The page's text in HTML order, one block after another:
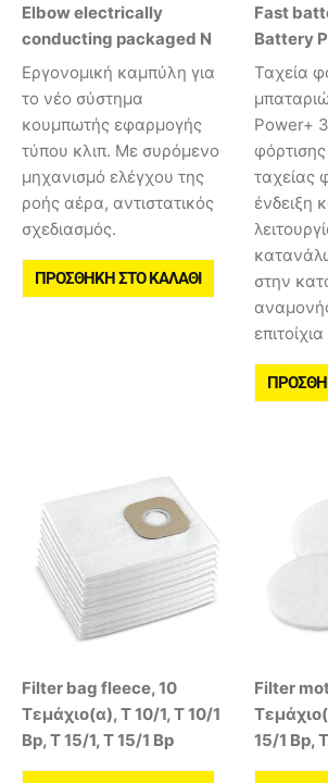
Elbow electrically
conducting packaged N
Εργονομική καμπύλη για
το νέο σύστημα
κουμπωτής εφαρμογής
τύπου κλιπ. Με συρόμενο
μηχανισμό ελέγχου της
ροής αέρα, αντιστατικός
σχεδιασμός.
ΠΡΟΣΘΉΚΗ ΣΤΟ ΚΑΛΆΘΙ
Fast
Battery
Ταχεία
Power+
ταχείας
ένδειξη
στην
Filter bag fleece, 10
Τεμάχιο(α), T 10/1, T 10/1
Bp, T 15/1, T 15/1 Bp
Filter
15/1 Bp,